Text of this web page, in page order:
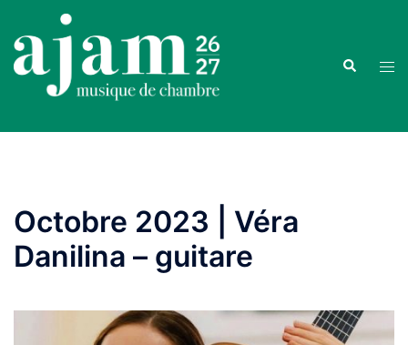
contenu
Octobre 2023 | Véra
Danilina – guitare